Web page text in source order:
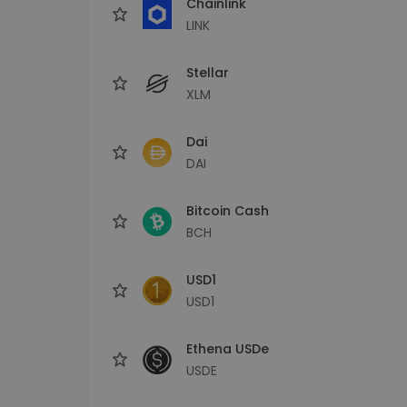
LINK
Stellar
XLM
Dai
DAI
Bitcoin Cash
BCH
USD1
USD1
Ethena USDe
USDE